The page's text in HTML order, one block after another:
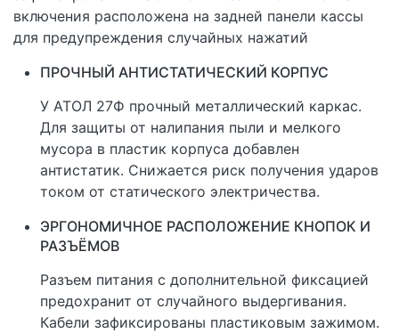
включения расположена на задней панели кассы
для предупреждения случайных нажатий
ПРОЧНЫЙ АНТИСТАТИЧЕСКИЙ КОРПУС
У АТОЛ 27Ф прочный металлический каркас.
Для защиты от налипания пыли и мелкого
мусора в пластик корпуса добавлен
антистатик. Снижается риск получения ударов
током от статического электричества.
ЭРГОНОМИЧНОЕ РАСПОЛОЖЕНИЕ КНОПОК И
РАЗЪЁМОВ
Разъем питания с дополнительной фиксацией
предохранит от случайного выдергивания.
Кабели зафиксированы пластиковым зажимом.